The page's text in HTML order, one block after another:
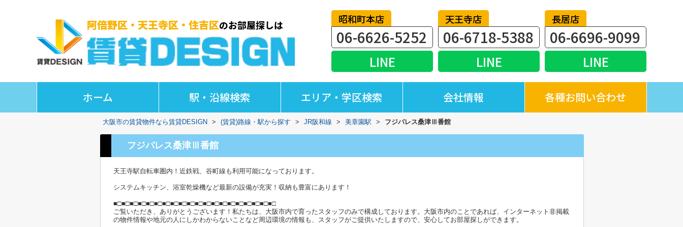
昭和町本店
06-6626-5252
LINE
天王寺店
06-6718-5388
LINE
長居店
06-6696-9099
LINE
ホーム 駅・沿線検索 エリア・学区検索 会社情報 各種お問い合わせ
大阪市の賃貸物件なら賃貸DESIGN > (賃貸)路線・駅から探す > JR阪和線 > 美章園駅 > フジパレス桑津Ⅲ番館
フジパレス桑津Ⅲ番館
天王寺駅自転車圏内！近鉄戦、谷町線も利用可能になっております。
システムキッチン、浴室乾燥機など最新の設備が充実！収納も豊富にあります！
■□■□■□■□■□■□■□■□■□■□■□■□■□■□■□■□■□■□■□■□
ご覧いただき、ありがとうございます！私たちは、大阪市内で育ったスタッフのみで構成しております。大阪市内のことであれば、インターネット非掲載
の物件情報や地元の人にしかわからないことなど周辺環境の情報も、スタッフがご提供いたしますので、安心してお部屋探しができます。